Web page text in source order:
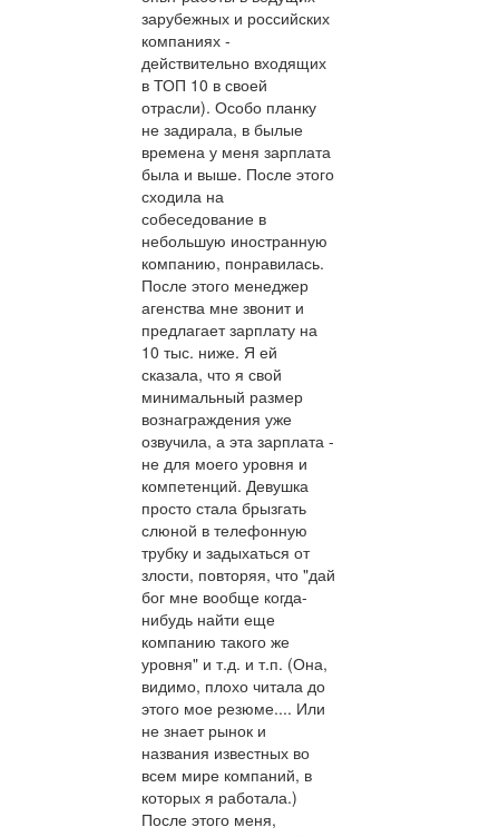
зарубежных и российских
компаниях -
действительно входящих
в ТОП 10 в своей
отрасли). Особо планку
не задирала, в былые
времена у меня зарплата
была и выше. После этого
сходила на
собеседование в
небольшую иностранную
компанию, понравилась.
После этого менеджер
агенства мне звонит и
предлагает зарплату на
10 тыс. ниже. Я ей
сказала, что я свой
минимальный размер
вознаграждения уже
озвучила, а эта зарплата -
не для моего уровня и
компетенций. Девушка
просто стала брызгать
слюной в телефонную
трубку и задыхаться от
злости, повторяя, что "дай
бог мне вообще когда-
нибудь найти еще
компанию такого же
уровня" и т.д. и т.п. (Она,
видимо, плохо читала до
этого мое резюме.... Или
не знает рынок и
названия известных во
всем мире компаний, в
которых я работала.)
После этого меня,